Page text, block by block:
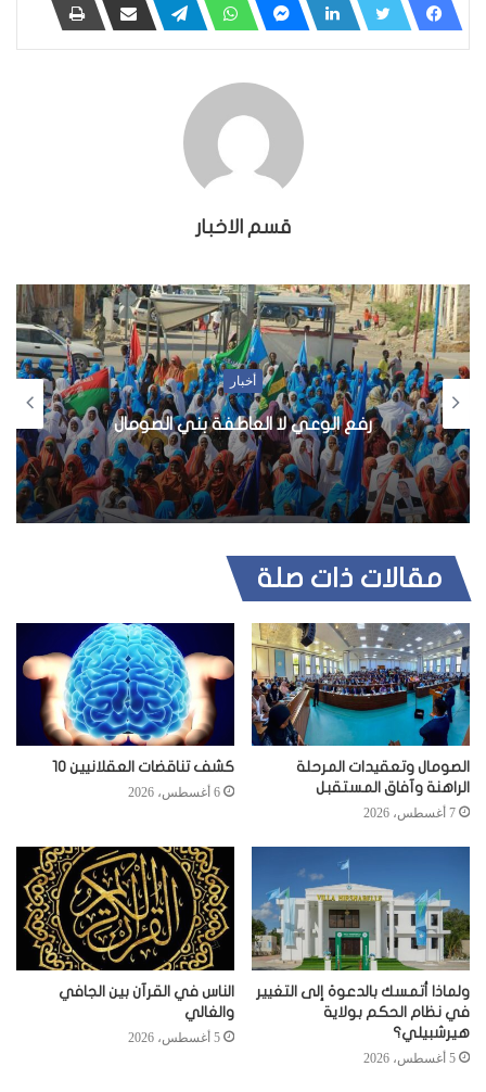
قسم الاخبار
أخبار
رفع الوعي لا العاطفة بني الصومال
مقالات ذات صلة
الصومال وتعقيدات المرحلة
الراهنة وآفاق المستقبل
7 أغسطس، 2026
كشف تناقضات العقلانيين 10
6 أغسطس، 2026
ولماذا أتمسك بالدعوة إلى التغيير
في نظام الحكم بولاية
هيرشبيلي؟
5 أغسطس، 2026
الناس في القرآن بين الجافي
والغالي
5 أغسطس، 2026